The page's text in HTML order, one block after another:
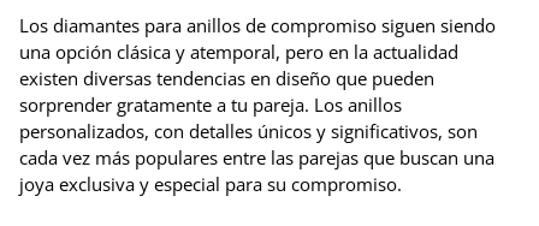
Los diamantes para anillos de compromiso siguen siendo
una opción clásica y atemporal, pero en la actualidad
existen diversas tendencias en diseño que pueden
sorprender gratamente a tu pareja. Los anillos
personalizados, con detalles únicos y significativos, son
cada vez más populares entre las parejas que buscan una
joya exclusiva y especial para su compromiso.